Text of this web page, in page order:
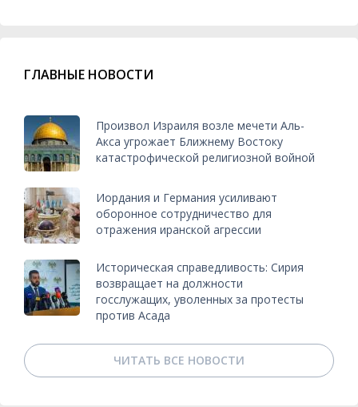
ГЛАВНЫЕ НОВОСТИ
Произвол Израиля возле мечети Аль-
Акса угрожает Ближнему Востоку
катастрофической религиозной войной
Иордания и Германия усиливают
оборонное сотрудничество для
отражения иранской агрессии
Историческая справедливость: Сирия
возвращает на должности
госслужащих, уволенных за протесты
против Асада
ЧИТАТЬ ВСЕ НОВОСТИ